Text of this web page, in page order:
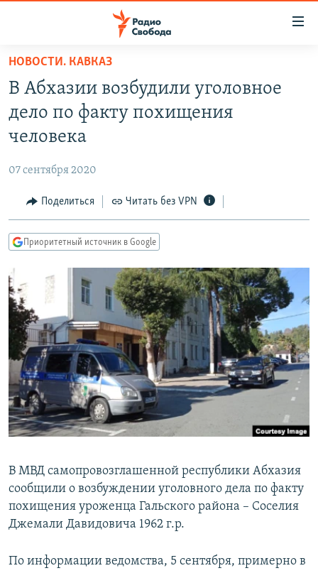
упрощенного
доступа
основному
Вернутся
Вернутся
поиску
ПРОГРАММЫ
АВТОРСКИЕ ПРОЕКТЫ
МНЕНИЯ
КУЛЬТУРА
КАВКАЗ.РЕАЛИИ
СЕВЕР.РЕАЛИИ
СИБИРЬ.РЕАЛИИ
РАСПИСАНИЕ ВЕЩАНИЯ
ПОДПИШИТЕСЬ НА РАССЫЛКУ
СОЦИАЛЬНЫЕ СЕТИ
Все сайты РСЕ/РС
НОВОСТИ. КАВКАЗ
В Абхазии возбудили уголовное
дело по факту похищения
человека
07 сентября 2020
Поделиться Читать без VPN
Приоритетный источник в Google
В МВД самопровозглашенной республики Абхазия
сообщили о возбуждении уголовного дела по факту
похищения уроженца Гальского района – Соселия
Джемали Давидовича 1962 г.р.
По информации ведомства, 5 сентября, примерно в